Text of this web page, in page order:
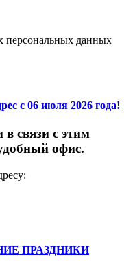
персональных данных
с 06 июля 2026 года!
в связи с этим
офис.
ПРАЗДНИКИ